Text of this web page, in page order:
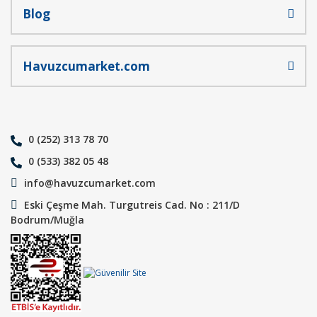
Blog
Havuzcumarket.com
0 (252) 313 78 70
0 (533) 382 05 48
info@havuzcumarket.com
Eski Çeşme Mah. Turgutreis Cad. No : 211/D
Bodrum/Muğla